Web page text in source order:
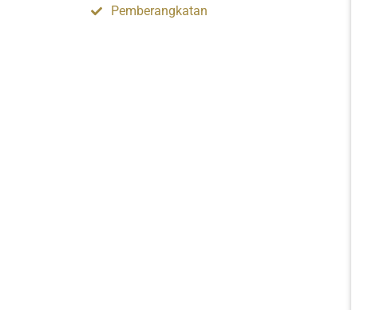
Pemberangkatan